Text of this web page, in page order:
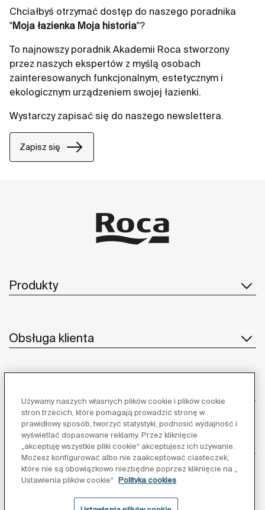
Chciałbyś otrzymać dostęp do naszego poradnika
"Moja łazienka Moja historia"?
To najnowszy poradnik Akademii Roca stworzony
przez naszych ekspertów z myślą osobach
zainteresowanych funkcjonalnym, estetycznym i
ekologicznym urządzeniem swojej łazienki.
Wystarczy zapisać się do naszego newslettera.
Zapisz się
Produkty
Obsługa klienta
Inspiracja
Obserwuj nas:
Używamy naszych własnych plików cookie i plików cookie
stron trzecich, które pomagają prowadzić stronę w
prawidłowy sposób, tworzyć statystyki, podnosić wydajność i
wyświetlać dopasowane reklamy. Przez kliknięcie
„akceptuję wszystkie pliki cookie“ akceptujesz ich używanie.
Możesz konfigurować albo nie zaakceptować ciasteczek,
które nie są obowiązkowo niezbędne poprzez kliknięcie na „
Ustawienia plików cookie“
Polityka cookies